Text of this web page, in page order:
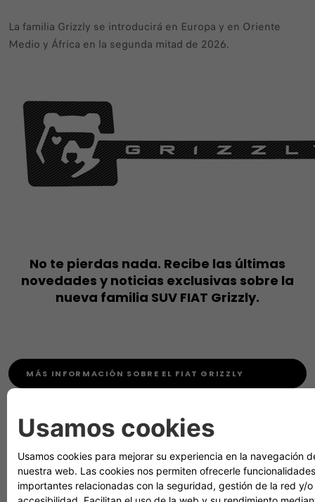
La familia Grizzly se introducirá en Europa y en Oriente
Medio y África en la segunda mitad de 2026.
No te pierdas nada. Recibe las últimas
novedades y noticias exclusivas sobre la
nueva familia SUV FIAT Grizzly.
MÁS INFORMACIÓN SOBRE EL FIAT GRIZZLY